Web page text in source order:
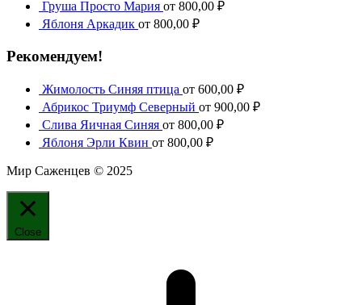
Груша Просто Мария от 800,00 ₽
Яблоня Аркадик от 800,00 ₽
Рекомендуем!
Жимолость Синяя птица от 600,00 ₽
Абрикос Триумф Северный от 900,00 ₽
Слива Яичная Синяя от 800,00 ₽
Яблоня Эрли Квин от 800,00 ₽
Мир Саженцев © 2025
Close